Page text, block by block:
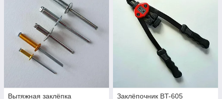
Вытяжная заклёпка
Заклёпочник BT-605